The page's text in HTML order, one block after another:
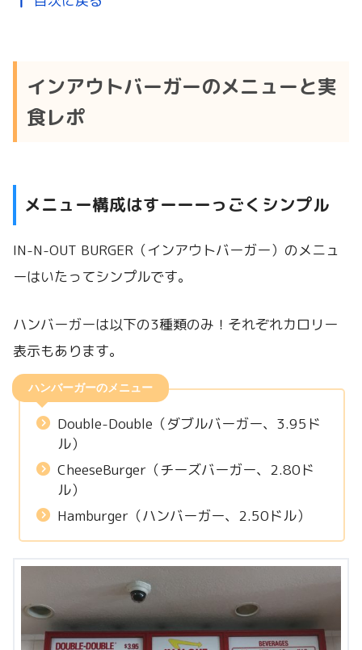
インアウトバーガーのメニューと実
食レポ
メニュー構成はすーーーっごくシンプル
IN-N-OUT BURGER（インアウトバーガー）のメニュ
ーはいたってシンプルです。
ハンバーガーは以下の3種類のみ！それぞれカロリー
表示もあります。
ハンバーガーのメニュー
Double-Double（ダブルバーガー、3.95ド
ル）
CheeseBurger（チーズバーガー、2.80ド
ル）
Hamburger（ハンバーガー、2.50ドル）